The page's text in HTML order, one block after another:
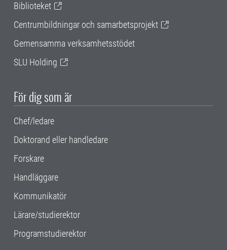
Biblioteket
Centrumbildningar och samarbetsprojekt
Gemensamma verksamhetsstödet
SLU Holding
För dig som är
Chef/ledare
Doktorand eller handledare
Forskare
Handläggare
Kommunikatör
Lärare/studierektor
Programstudierektor